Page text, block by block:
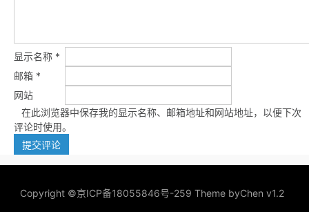
显示名称 *
邮箱 *
网站
在此浏览器中保存我的显示名称、邮箱地址和网站地址，以便下次
评论时使用。
Copyright ©京ICP备18055846号-259 Theme byChen v1.2